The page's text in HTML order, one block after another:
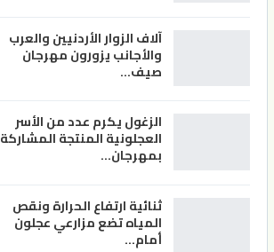
آلاف الزوار الأردنيين والعرب
والأجانب يزورون مهرجان
صيف…
الزغول يكرم عدد من الأسر
العجلونية المنتجة المشاركة
بمهرجان…
ثنائية ارتفاع الحرارة ونقص
المياه تضع مزارعي عجلون
أمام…